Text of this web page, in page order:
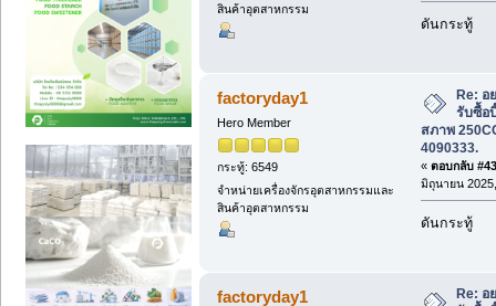
สินค้าอุตสาหกรรม
ดันกระทู้
factoryday1
Hero Member
กระทู้: 6549
จำหน่ายเครื่องจักรอุตสาหกรรมและ
สินค้าอุตสาหกรรม
Re: อ
รับซื้อ
สภาพ
4090333.
« ตอบกลับ
มิถุนายน
ดันกระทู้
factoryday1
Re: อ